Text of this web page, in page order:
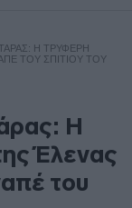
Η ΤΡΥΦΕΡΉ
ΤΟΥ ΣΠΙΤΙΟΎ ΤΟΥ
Η
Έλενας
του